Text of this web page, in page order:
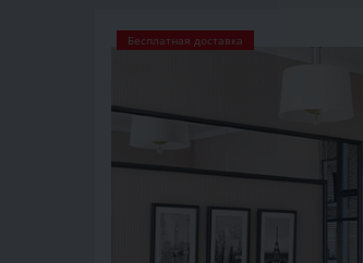
Бесплатная доставка